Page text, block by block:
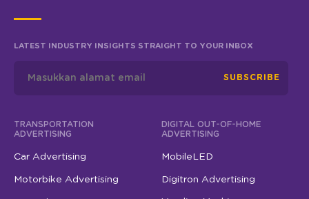
LATEST INDUSTRY INSIGHTS STRAIGHT TO YOUR INBOX
SUBSCRIBE
TRANSPORTATION
ADVERTISING
Car Advertising
Motorbike Advertising
DIGITAL OUT-OF-HOME
ADVERTISING
MobileLED
Digitron Advertising